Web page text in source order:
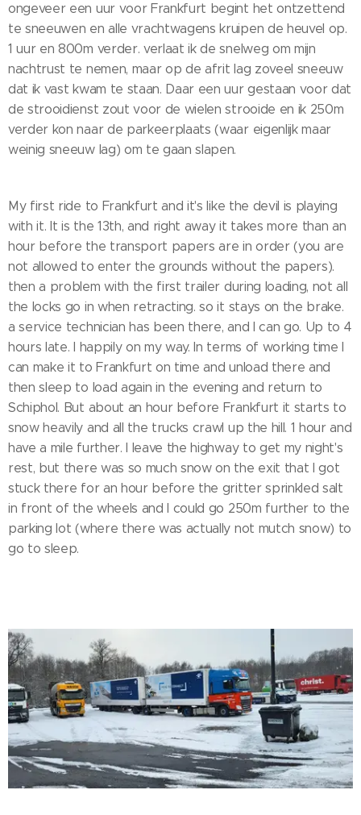
ongeveer een uur voor Frankfurt begint het ontzettend
te sneeuwen en alle vrachtwagens kruipen de heuvel op.
1 uur en 800m verder. verlaat ik de snelweg om mijn
nachtrust te nemen, maar op de afrit lag zoveel sneeuw
dat ik vast kwam te staan. Daar een uur gestaan voor dat
de strooidienst zout voor de wielen strooide en ik 250m
verder kon naar de parkeerplaats (waar eigenlijk maar
weinig sneeuw lag) om te gaan slapen.
My first ride to Frankfurt and it's like the devil is playing
with it. It is the 13th, and right away it takes more than an
hour before the transport papers are in order (you are
not allowed to enter the grounds without the papers).
then a problem with the first trailer during loading, not all
the locks go in when retracting. so it stays on the brake.
a service technician has been there, and I can go. Up to 4
hours late. I happily on my way. In terms of working time I
can make it to Frankfurt on time and unload there and
then sleep to load again in the evening and return to
Schiphol. But about an hour before Frankfurt it starts to
snow heavily and all the trucks crawl up the hill. 1 hour and
have a mile further. I leave the highway to get my night's
rest, but there was so much snow on the exit that I got
stuck there for an hour before the gritter sprinkled salt
in front of the wheels and I could go 250m further to the
parking lot (where there was actually not mutch snow) to
go to sleep.